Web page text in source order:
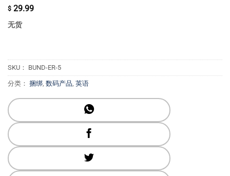
$ 29.99
无货
SKU： BUND-ER-5
分类： 捆绑, 数码产品, 英语